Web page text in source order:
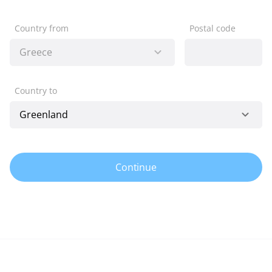
Country from Postal code
Country to
Continue